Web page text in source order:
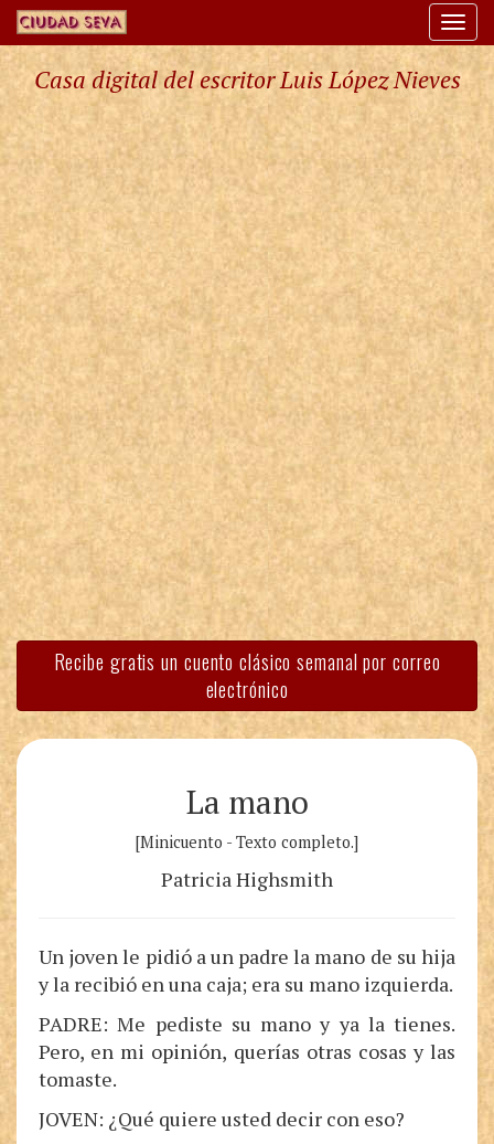
Casa digital del escritor Luis López Nieves
Recibe gratis un cuento clásico semanal por correo
electrónico
La mano
[Minicuento - Texto completo.]
Patricia Highsmith
Un joven le pidió a un padre la mano de su hija
y la recibió en una caja; era su mano izquierda.
PADRE: Me pediste su mano y ya la tienes.
Pero, en mi opinión, querías otras cosas y las
tomaste.
JOVEN: ¿Qué quiere usted decir con eso?